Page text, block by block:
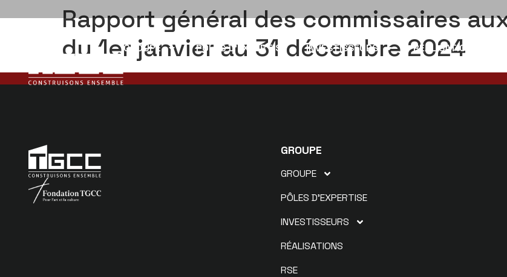
GROUPE PÔLES D’EXPERTISE INVESTISSEURS RÉALISATIONS
Rapport général des commissaires
du 1er janvier au 31 décembre 2024
GROUPE
GROUPE
PÔLES D’EXPERTISE
INVESTISSEURS
RÉALISATIONS
RSE